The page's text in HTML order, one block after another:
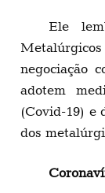
Ele
negociação
adotem
(Covid-19) e
dos